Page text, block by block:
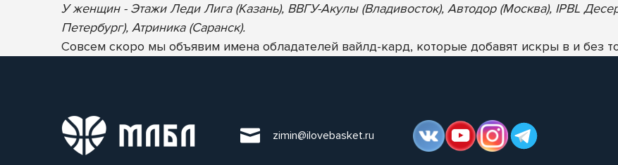
У женщин - Этажи Леди Лига (Казань), ВВГУ-Акулы (Владивосток), Автодор (Москва), IPBL
Петербург), Атриника (Саранск).
Совсем скоро мы объявим имена обладателей вайлд-кард, которые добавят искры в и без
zimin@ilovebasket.ru